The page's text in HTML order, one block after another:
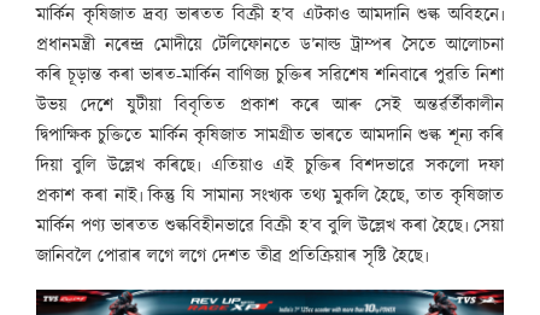
মাৰ্কিন কৃষিজাত দ্ৰব্য ভাৰতত বিক্ৰী হ’ব এটকাও আমদানি শুল্ক অবিহনে৷
প্ৰধানমন্ত্ৰী নৰেন্দ্ৰ মোদীয়ে টেলিফোনতে ড’নাল্ড ট্ৰাম্পৰ সৈতে আলোচনা
কৰি চূড়ান্ত কৰা ভাৰত-মাৰ্কিন বাণিজ্য চুক্তিৰ সৱিশেষ শনিবাৰে পুৱতি নিশা
উভয় দেশে যুটীয়া বিবৃতিত প্ৰকাশ কৰে আৰু সেই অন্তৰ্ৱৰ্তীকালীন
দ্বিপাক্ষিক চুক্তিতে মাৰ্কিন কৃষিজাত সামগ্ৰীত ভাৰতে আমদানি শুল্ক শূন্য কৰি
দিয়া বুলি উল্লেখ কৰিছে৷ এতিয়াও এই চুক্তিৰ বিশদভাৱে সকলো দফা
প্ৰকাশ কৰা নাই৷ কিন্তু যি সামান্য সংখ্যক তথ্য মুকলি হৈছে, তাত কৃষিজাত
মাৰ্কিন পণ্য ভাৰতত শুল্কবিহীনভাৱে বিক্ৰী হ’ব বুলি উল্লেখ কৰা হৈছে৷ সেয়া
জানিবলৈ পোৱাৰ লগে লগে দেশত তীব্ৰ প্ৰতিক্ৰিয়াৰ সৃষ্টি হৈছে৷